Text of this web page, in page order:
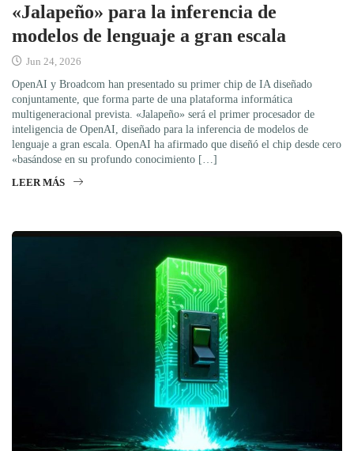
«Jalapeño» para la inferencia de
modelos de lenguaje a gran escala
Jun 24, 2026
OpenAI y Broadcom han presentado su primer chip de IA diseñado
conjuntamente, que forma parte de una plataforma informática
multigeneracional prevista. «Jalapeño» será el primer procesador de
inteligencia de OpenAI, diseñado para la inferencia de modelos de
lenguaje a gran escala. OpenAI ha afirmado que diseñó el chip desde cero
«basándose en su profundo conocimiento […]
LEER MÁS